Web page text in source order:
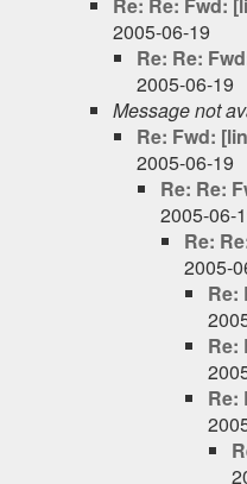
2005-06-19
Re: Re:
2005-06-19
Message not
Re: Fwd:
2005-06-19
Re: Re:
2005-06-
Re:
2005-
Re:
Re:
Re: